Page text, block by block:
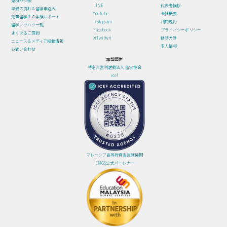
準備の流れ＆留学申込み
先輩留学生の体験レポート
留学ノウハウ一覧
よくあるご質問
ニュース＆メディア掲載情報
お問い合わせ
LINE
Youtube
Instagram
Facebook
X(Twitter)
代表者挨拶
会社概要
利用規約
プライバシーポリシー
勧誘方針
求人情報
加盟団体
特定非営利活動法人 留学協会
icef
マレーシア高等教育省直轄機関
EMGS公式パートナー